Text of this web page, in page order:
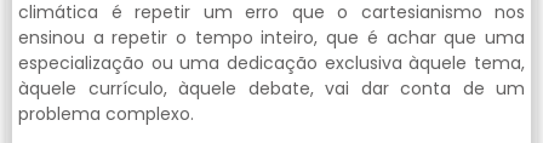
climática é repetir um erro que o cartesianismo nos
ensinou a repetir o tempo inteiro, que é achar que uma
especialização ou uma dedicação exclusiva àquele tema,
àquele currículo, àquele debate, vai dar conta de um
problema complexo.